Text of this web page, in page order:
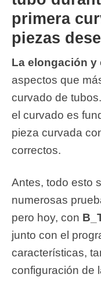
primera
piezas
La elongación y
aspectos que
curvado de
el curvado es
pieza curvada
correctos.
Antes, todo esto
numerosas
pero hoy, con
junto con el
características,
configuración de